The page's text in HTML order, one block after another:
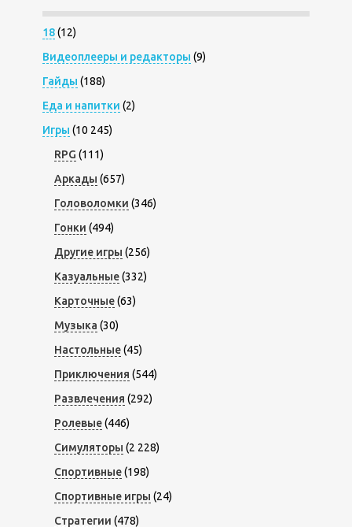
18(12)
Видеоплееры и редакторы (9)
Гайды (188)
Еда и напитки (2)
Игры (10 245)
RPG (111)
Аркады (657)
Головоломки (346)
Гонки (494)
Другие игры (256)
Казуальные(332)
Карточные(63)
Музыка (30)
Настольные(45)
Приключения (544)
Развлечения (292)
Ролевые(446)
Симуляторы (2 228)
Спортивные(198)
Спортивные игры (24)
Стратегии (478)